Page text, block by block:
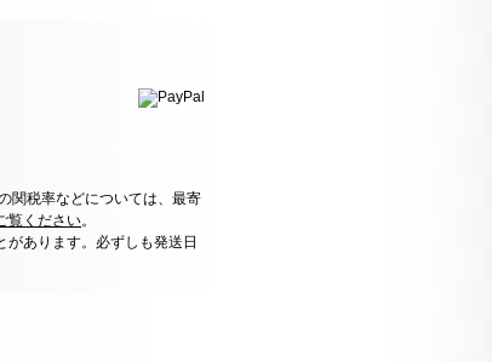
関税率などについては、最寄
覧ください。
あります。必ずしも発送日